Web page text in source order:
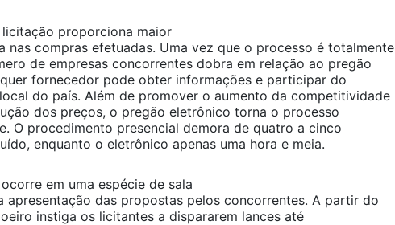
proporciona maior
nas compras efetuadas. Uma vez que o processo é totalmente
de empresas concorrentes dobra em relação ao pregão
fornecedor pode obter informações e participar do
do país. Além de promover o aumento da competitividade
dos preços, o pregão eletrônico torna o processo
O procedimento presencial demora de quatro a cinco
enquanto o eletrônico apenas uma hora e meia.
em uma espécie de sala
apresentação das propostas pelos concorrentes. A partir do
instiga os licitantes a dispararem lances até